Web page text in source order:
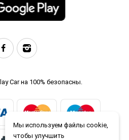
Car на 100% безопасны.
Мы используем файлы cookie,
чтобы улучшить